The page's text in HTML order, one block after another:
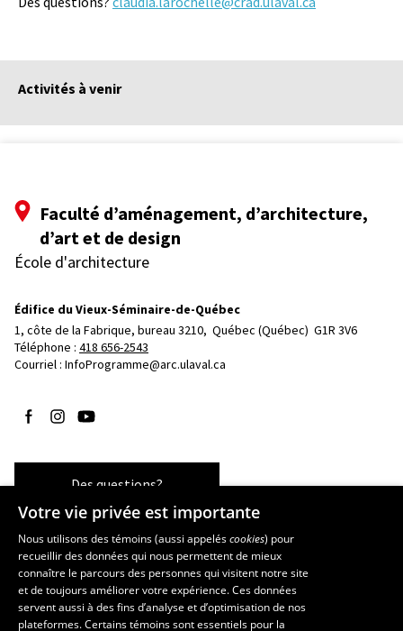
Activités à venir
Faculté d’aménagement, d’architecture,
d’art et de design
École d'architecture
Édifice du Vieux-Séminaire-de-Québec
1, côte de la Fabrique, bureau 3210, Québec (Québec)  G1R 3V6
Téléphone : 418 656-2543
Courriel : InfoProgramme@arc.ulaval.ca
Suivez-nous sur Facebook
Suivez-nous sur Instagram
Suivez-nous sur YouTube
Des questions?
Les écoles et la recherche
École d’art
École supérieure d’aménagement du territoire et de développement
Votre vie privée est importante
Nous utilisons des témoins (aussi appeléscookies) pour
recueillir des données qui nous permettent de mieux
connaître le parcours des personnes qui visitent notre site
et de toujours améliorer votre expérience. Ces données
servent aussi à des fins d’analyse et d’optimisation de nos
plateformes. Certains témoins sont essentiels pour la